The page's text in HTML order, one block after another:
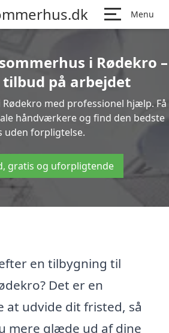
Menu
i Rødekro –
på arbejdet
med professionel hjælp. Få
håndværkere og find den bedste
uden forpligtelse.
gratis og uforpligtende
en tilbygning til
Det er en
at udvide dit fristed, så
mere glæde ud af dine